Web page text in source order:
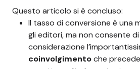
Questo articolo si è concluso:
Il tasso di conversione è una
gli editori, ma non consente
considerazione
coinvolgimentoche